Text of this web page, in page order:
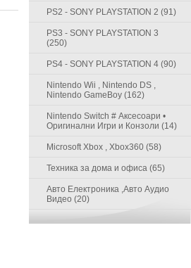
PS2 - SONY PLAYSTATION 2 (91)
PS3 - SONY PLAYSTATION 3
(250)
PS4 - SONY PLAYSTATION 4 (90)
Nintendo Wii , Nintendo DS ,
Nintendo GameBoy (162)
Nintendo Switch # Аксесоари •
Оригинални Игри и Конзоли (14)
Microsoft Xbox , Xbox360 (58)
Техника за дома и офиса (65)
Авто Електроника ,Авто Аудио
Видео (20)